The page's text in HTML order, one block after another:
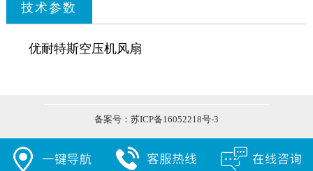
技术参数
优耐特斯空压机风扇
备案号： 苏ICP备16052218号-3